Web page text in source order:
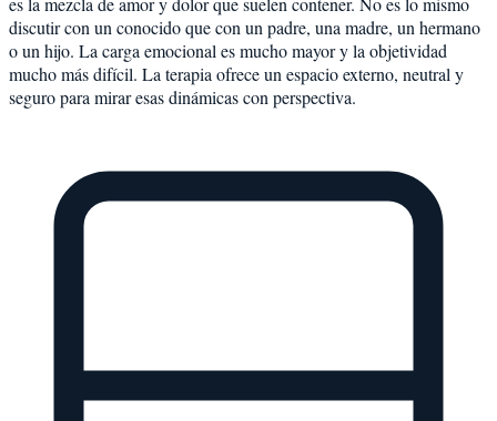
discutir con un conocido que con un padre, una madre, un hermano
o un hijo. La carga emocional es mucho mayor y la objetividad
mucho más difícil. La terapia ofrece un espacio externo, neutral y
seguro para mirar esas dinámicas con perspectiva.